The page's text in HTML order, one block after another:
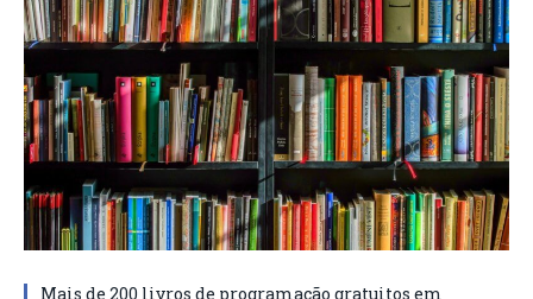
Mais de 200 livros de programação gratuitos em